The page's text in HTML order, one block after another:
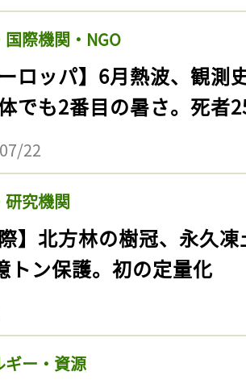
際機関・NGO
ーロッパ】6月熱波、観
でも2番目の暑さ。死者
22
研究機関
際】北方林の樹冠、永久
トン保護。初の定量化
ギー・資源
事をお気に入りに
ログインが必
会員登録